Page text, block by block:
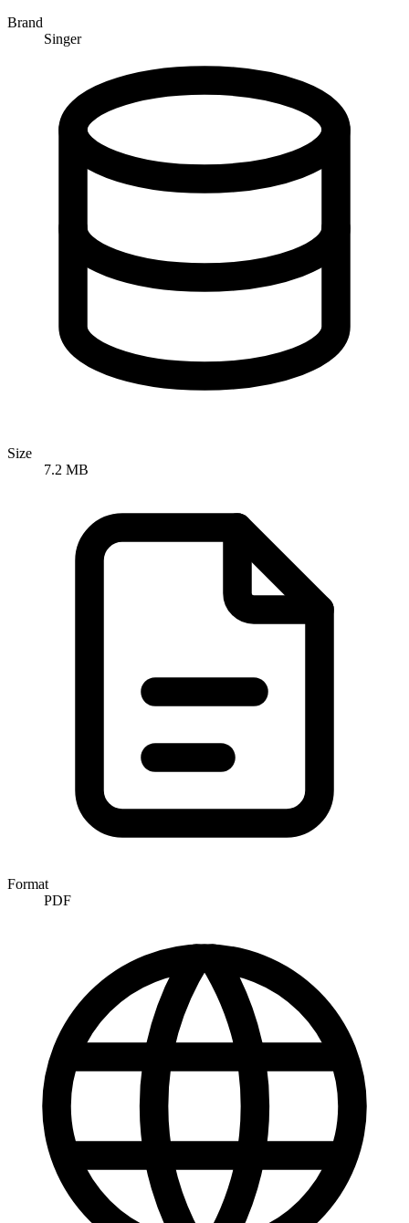
Brand
Singer
Size
7.2 MB
Format
PDF